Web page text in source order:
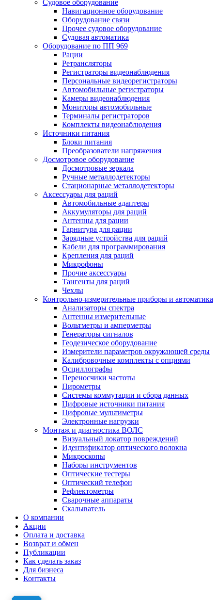
Судовое оборудование
Навигационное оборудование
Оборудование связи
Прочее судовое оборудование
Судовая автоматика
Оборудование по ПП 969
Рации
Ретрансляторы
Регистраторы видеонаблюдения
Персональные видеорегистраторы
Автомобильные регистраторы
Камеры видеонаблюдения
Мониторы автомобильные
Терминалы регистраторов
Комплекты видеонаблюдения
Источники питания
Блоки питания
Преобразователи напряжения
Досмотровое оборудование
Досмотровые зеркала
Ручные металлодетекторы
Стационарные металлодетекторы
Аксессуары для раций
Автомобильные адаптеры
Аккумуляторы для раций
Антенны для рации
Гарнитура для рации
Зарядные устройства для раций
Кабели для программирования
Крепления для раций
Микрофоны
Прочие аксессуары
Тангенты для раций
Чехлы
Контрольно-измерительные приборы и автоматика
Анализаторы спектра
Антенны измерительные
Вольтметры и амперметры
Генераторы сигналов
Геодезическое оборудование
Измерители параметров окружающей среды
Калибровочные комплекты с опциями
Осциллографы
Переносчики частоты
Пирометры
Системы коммутации и сбора данных
Цифровые источники питания
Цифровые мультиметры
Электронные нагрузки
Монтаж и диагностика ВОЛС
Визуальный локатор повреждений
Идентификатор оптического волокна
Микроскопы
Наборы инструментов
Оптические тестеры
Оптический телефон
Рефлектометры
Сварочные аппараты
Скалыватель
О компании
Акции
Оплата и доставка
Возврат и обмен
Публикации
Как сделать заказ
Для бизнеса
Контакты